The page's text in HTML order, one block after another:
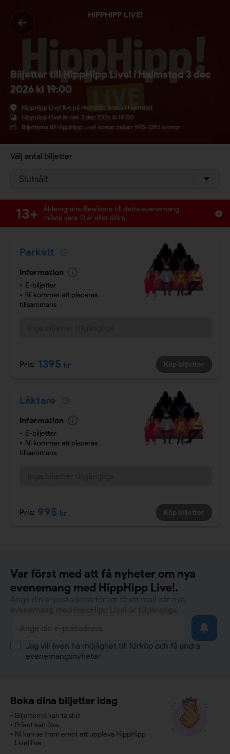
HIPPHIPP LIVE!
Biljetter till HippHipp Live! i Halmstad 3 dec
2026 kl 19:00
HippHipp Live! live på Halmstad Arena i Halmstad
HippHipp Live! är den 3 dec 2026 kl 19:00
Biljetterna till HippHipp Live! kostar mellan 995-1395 kronor
Välj antal biljetter
Slutsålt
13+
Åldersgräns: Besökare till detta evenemang
måste vara 13 år eller äldre.
Parkett
Information
E-biljetter
Ni kommer att placeras
tillsammans
Pris: 1395 kr Köp biljetter
Läktare
Information
E-biljetter
Ni kommer att placeras
tillsammans
Pris: 995 kr Köp biljetter
Var först med att få nyheter om nya
evenemang med HippHipp Live!.
Jag vill även ha möjlighet till förköp och få andra
evenemangsnyheter
Boka dina biljetter idag
• Biljetterna kan ta slut
• Priset kan öka
• Ni kan se fram emot att uppleva HippHipp
Live! live